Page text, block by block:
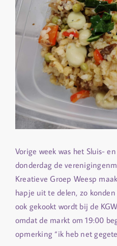
Vorige week was het Sluis-
donderdag de
Kreatieve Groep Weesp
hapje uit te delen, zo
ook gekookt wordt bij de
omdat de markt om 19:00
opmerking “ik heb net